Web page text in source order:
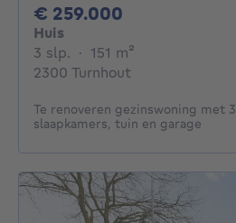
€ 259.000
Huis
3 slp. 3 slaapkamers
· 151 m²
2300 Turnhout
Te renoveren gezinswoning met 3
slaapkamers, tuin en garage